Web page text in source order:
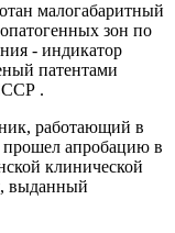
малогабаритный
зон по
- индикатор
патентами
.
работающий в
прошел апробацию в
клинической
выданный